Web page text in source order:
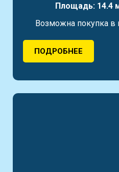
Площадь: 14.4
Возможна покупка в
ПОДРОБНЕЕ